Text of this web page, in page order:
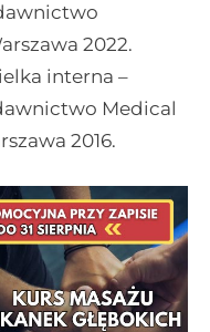
2022.
interna –
Medical
2016.